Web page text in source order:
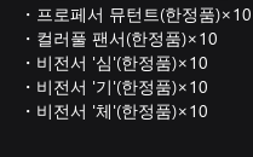
・프로페서 뮤턴트(한정품)×10
・컬러풀 팬서(한정품)×10
・비전서 '심'(한정품)×10
・비전서 '기'(한정품)×10
・비전서 '체'(한정품)×10